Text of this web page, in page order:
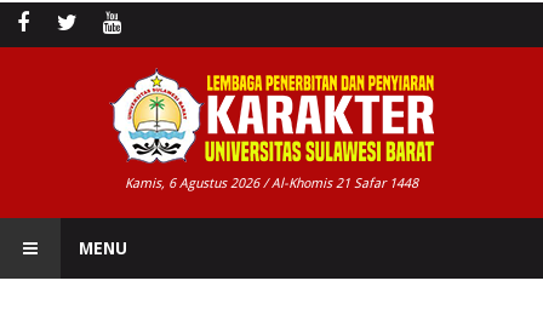
Kamis, 6 Agustus 2026 / Al-Khomis 21 Safar 1448
MENU